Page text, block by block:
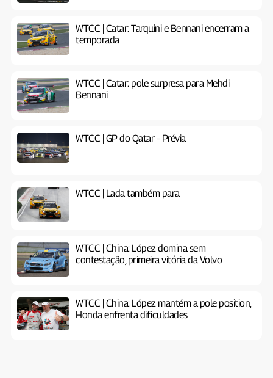
WTCC | Catar: Tarquini e Bennani encerram a
temporada
WTCC | Catar: pole surpresa para Mehdi
Bennani
WTCC | GP do Qatar – Prévia
WTCC | Lada também para
WTCC | China: López domina sem
contestação, primeira vitória da Volvo
WTCC | China: López mantém a pole position,
Honda enfrenta dificuldades